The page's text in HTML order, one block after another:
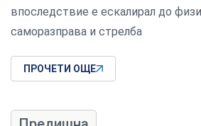
впоследствие е ескалирал до
саморазправа и стрелба
ПРОЧЕТИ ОЩЕ